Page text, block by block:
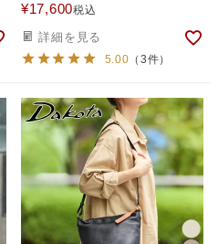
¥17,600税込
詳細を見る
5.00 （3件）